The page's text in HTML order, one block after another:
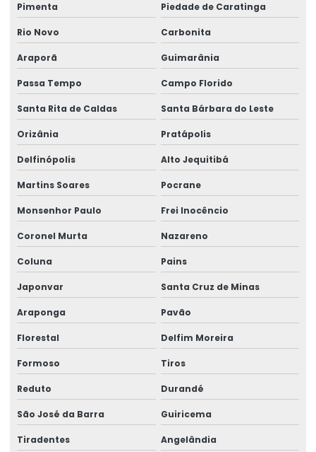
Pimenta Piedade de Caratinga
Rio Novo Carbonita
Araporã Guimarânia
Passa Tempo Campo Florido
Santa Rita de Caldas Santa Bárbara do Leste
Orizânia Pratápolis
Delfinópolis Alto Jequitibá
Martins Soares Pocrane
Monsenhor Paulo Frei Inocêncio
Coronel Murta Nazareno
Coluna Pains
Japonvar Santa Cruz de Minas
Araponga Pavão
Florestal Delfim Moreira
Formoso Tiros
Reduto Durandé
São José da Barra Guiricema
Tiradentes Angelândia